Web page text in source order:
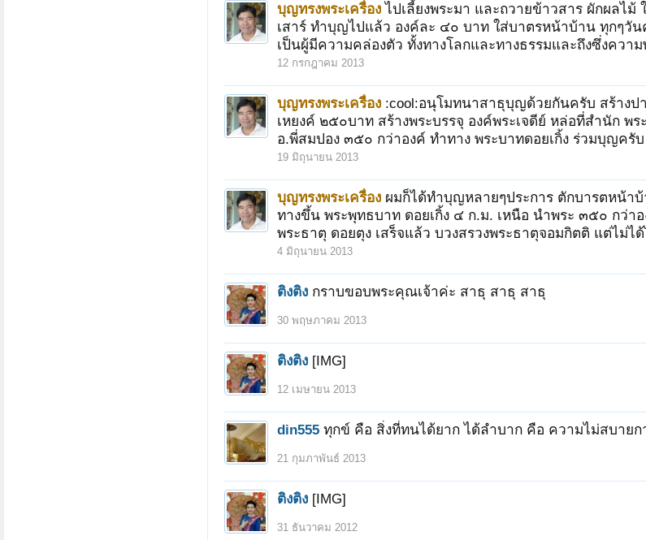
บุญทรงพระเครื่อง ไปเลี้ยงพระมา และถวายข้าวสาร ผักผลไ
เสาร์ ทำบุญไปแล้ว องค์ละ ๔๐ บาท ใส่บาตรหน้าบ้าน ทุกๆ
เป็นผู้มีความคล่องตัว ทั้งทางโลกและทางธรรมและถึงซึ่งควา
12 กรกฎาคม 2013
บุญทรงพระเครื่อง :cool:อนุโมทนาสาธุบุญด้วยกันครับ สร้าง
เหยงค์ ๒๕๐บาท สร้างพระบรรจุ องค์พระเจดีย์ หล่อที่สำนัก
อ.พี่สมปอง ๓๕๐ กว่าองค์ ทำทาง พระบาทดอยเกิ้ง ร่วมบุญครั
19 มิถุนายน 2013
บุญทรงพระเครื่อง ผมก็ได้ทำบุญหลายๆประการ ตักบารตหน้
ทางขึ้น พระพุทธบาท ดอยเกิ้ง ๔ ก.ม. เหนือ นำพระ ๓๕๐ กว่
พระธาตุ ดอยตุง เสร็จแล้ว บวงสรวงพระธาตุจอมกิตติ แต่ไม่ไ
4 มิถุนายน 2013
ติงติง กราบขอบพระคุณเจ้าค่ะ สาธุ สาธุ สาธุ
30 พฤษภาคม 2013
ติงติง [IMG]
12 เมษายน 2013
din555 ทุกข์ คือ สิ่งที่ทนได้ยาก ได้ลำบาก คือ ความไม่สบาย
21 กุมภาพันธ์ 2013
ติงติง [IMG]
31 ธันวาคม 2012
2 3 4 5 6 ถัดไป >